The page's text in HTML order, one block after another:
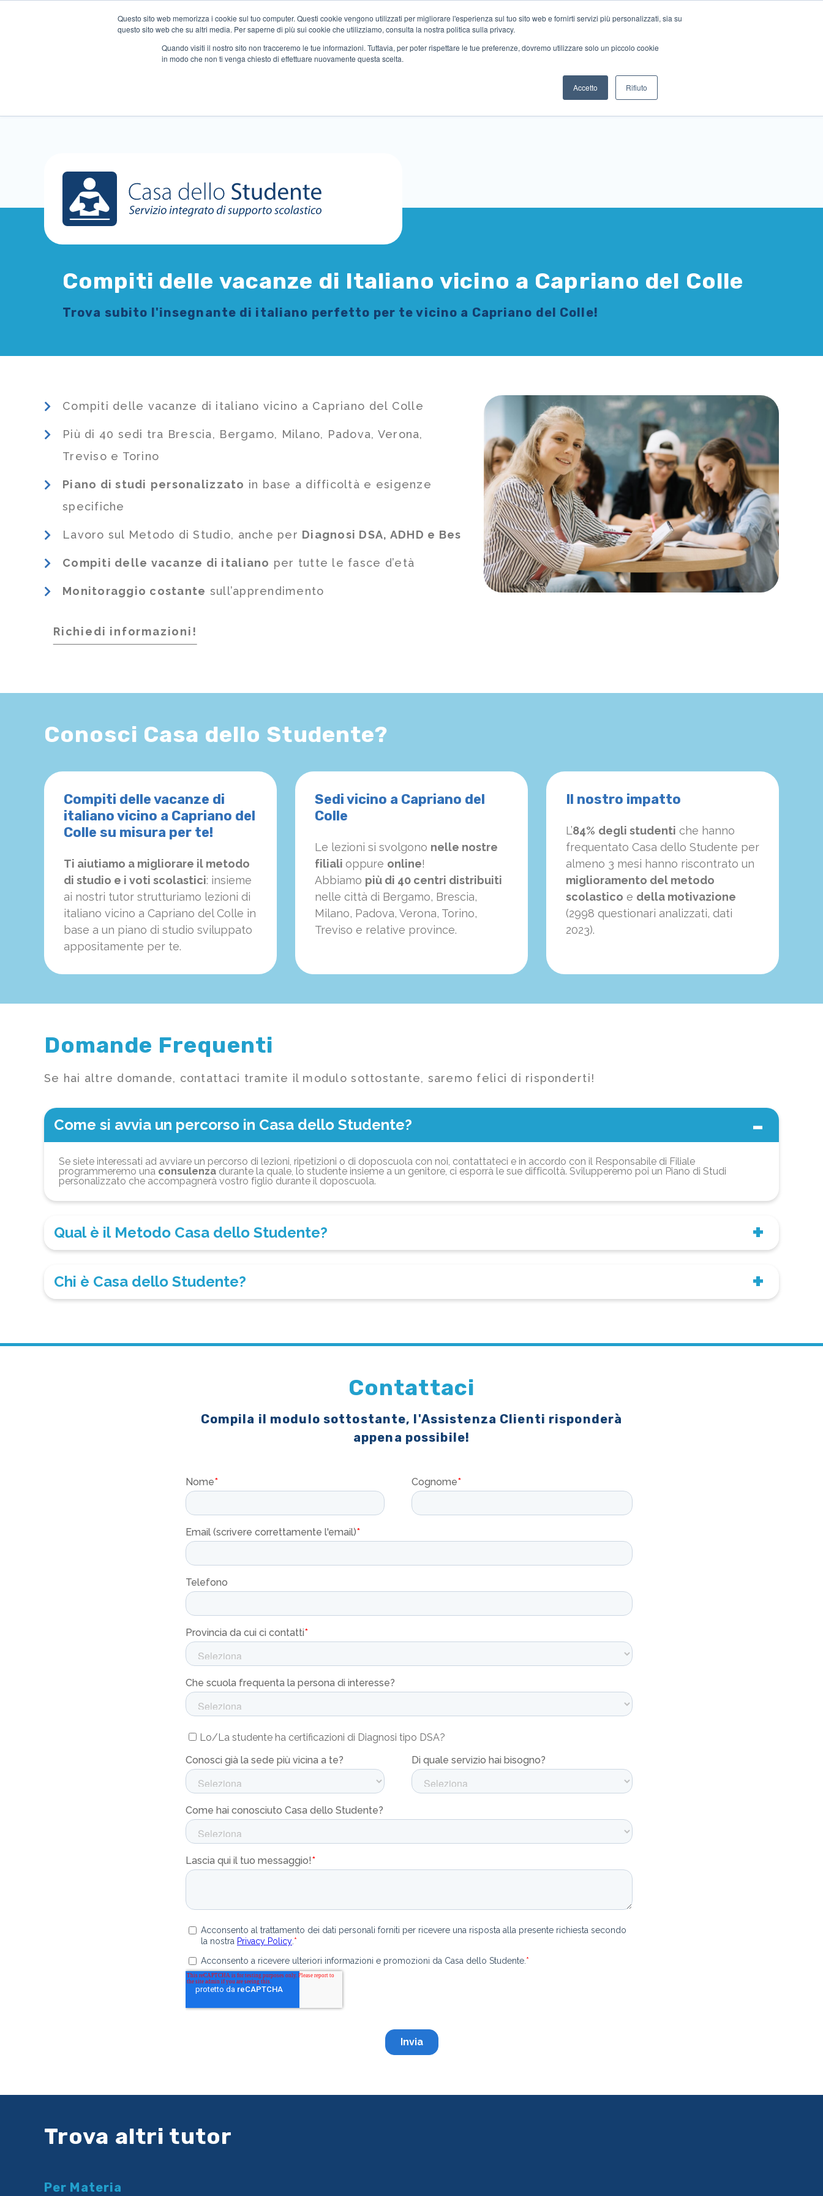
Questo sito web memorizza i cookie sul tuo computer. Questi cookie vengono utilizzati per migliorare l'esperienza sul tuo sito web e fornirti servizi più personalizzati, sia su
questo sito web che su altri media. Per saperne di più sui cookie che utilizziamo, consulta la nostra politica sulla privacy.
Quando visiti il ​​nostro sito non tracceremo le tue informazioni. Tuttavia, per poter rispettare le tue preferenze, dovremo utilizzare solo un piccolo cookie
in modo che non ti venga chiesto di effettuare nuovamente questa scelta.
Accetto Rifiuto
Compiti delle vacanze di Italiano vicino a Capriano del Colle
Trova subito l'insegnante di italiano perfetto per te vicino a Capriano del Colle!
Compiti delle vacanze di italiano vicino a Capriano del Colle
Più di 40 sedi tra Brescia, Bergamo, Milano, Padova, Verona,
Treviso e Torino
Piano di studi personalizzato in base a difficoltà e esigenze
specifiche
Lavoro sul Metodo di Studio, anche per Diagnosi DSA, ADHD e Bes
Compiti delle vacanze di italiano per tutte le fasce d’età
Monitoraggio costante sull’apprendimento
Richiedi informazioni!
Conosci Casa dello Studente?
Compiti delle vacanze di
italiano vicino a Capriano del
Colle su misura per te!
Ti aiutiamo a migliorare il metodo
di studio e i voti scolastici: insieme
ai nostri tutor strutturiamo lezioni di
italiano vicino a Capriano del Colle in
base a un piano di studio sviluppato
appositamente per te.
Sedi vicino a Capriano del
Colle
Le lezioni si svolgono nelle nostre
filiali oppure online!
Abbiamo più di 40 centri distribuiti
nelle città di Bergamo, Brescia,
Milano, Padova, Verona, Torino,
Treviso e relative province.
Il nostro impatto
L’84% degli studenti che hanno
frequentato Casa dello Studente per
almeno 3 mesi hanno riscontrato un
miglioramento del metodo
scolastico e della motivazione
(2998 questionari analizzati, dati
2023).
Domande Frequenti
Se hai altre domande, contattaci tramite il modulo sottostante, saremo felici di risponderti!
Come si avvia un percorso in Casa dello Studente?
Se siete interessati ad avviare un percorso di lezioni, ripetizioni o di doposcuola con noi, contattateci e in accordo con il Responsabile di Filiale
programmeremo una consulenza durante la quale, lo studente insieme a un genitore, ci esporrà le sue difficoltà. Svilupperemo poi un Piano di Studi
personalizzato che accompagnerà vostro figlio durante il doposcuola.
Qual è il Metodo Casa dello Studente?
Chi è Casa dello Studente?
Contattaci
Compila il modulo sottostante, l'Assistenza Clienti risponderà
appena possibile!
Trova altri tutor
Per Materia